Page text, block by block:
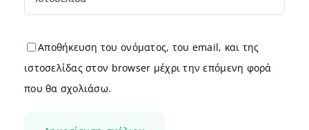
Αποθήκευση του ονόματος, του email, και της
ιστοσελίδας στον browser μέχρι την επόμενη φορά
που θα σχολιάσω.